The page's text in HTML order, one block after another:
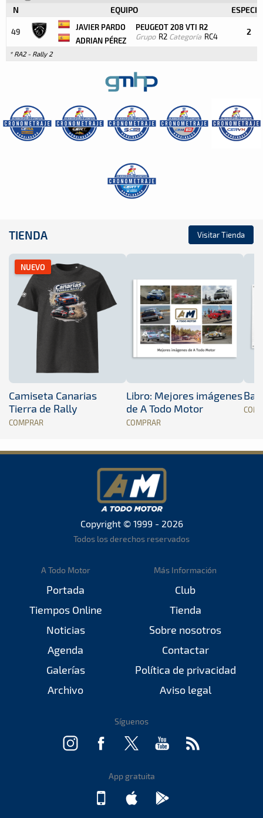
N EQUIPO
49
JAVIER PARDO
ADRIAN PÉREZ
PEUGEOT 208 VTI R2
Grupo R2 Categoría RC4 2
* RA2 - Rally 2
TIENDA Visitar Tienda
NUEVO
Camiseta Canarias
Tierra de Rally
COMPRAR
Libro: Mejores imágenes
de A Todo Motor
COMPRAR
Copyright © 1999 - 2026
Todos los derechos reservados
A Todo Motor
Portada
Tiempos Online
Noticias
Agenda
Galerías
Archivo
Más Información
Club
Tienda
Sobre nosotros
Contactar
Política de privacidad
Aviso legal
Síguenos
App gratuita